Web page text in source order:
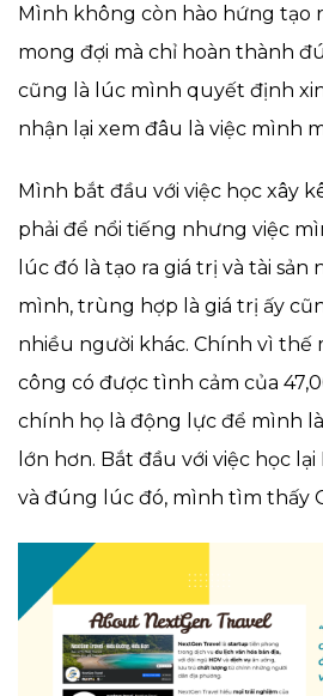
Mình không còn hào hứng tạo
mong đợi mà chỉ hoàn thành
cũng là lúc mình quyết định
nhận lại xem đâu là việc mình
Mình bắt đầu với việc học xây
phải để nổi tiếng nhưng việc
lúc đó là tạo ra giá trị và tài sản
mình, trùng hợp là giá trị ấy
nhiều người khác. Chính vì thế
công có được tình cảm của
chính họ là động lực để mình
lớn hơn. Bắt đầu với việc học
và đúng lúc đó, mình tìm thấy